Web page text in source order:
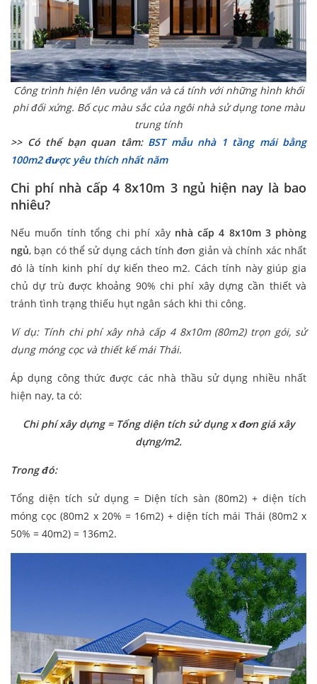
Công trình hiện lên vuông vắn và cá tính với những hình khối
phi đối xứng. Bố cục màu sắc của ngôi nhà sử dụng tone màu
trung tính
>> Có thể bạn quan tâm: BST mẫu nhà 1 tầng mái bằng
100m2 được yêu thích nhất năm
Chi phí nhà cấp 4 8x10m 3 ngủ hiện nay là bao
nhiêu?
Nếu muốn tính tổng chi phí xây nhà cấp 4 8x10m 3 phòng
ngủ, bạn có thể sử dụng cách tính đơn giản và chính xác nhất
đó là tính kinh phí dự kiến theo m2. Cách tính này giúp gia
chủ dự trù được khoảng 90% chi phí xây dựng cần thiết và
tránh tình trạng thiếu hụt ngân sách khi thi công.
Ví dụ: Tính chi phí xây nhà cấp 4 8x10m (80m2) trọn gói, sử
dụng móng cọc và thiết kế mái Thái.
Áp dụng công thức được các nhà thầu sử dụng nhiều nhất
hiện nay, ta có:
Chi phí xây dựng = Tổng diện tích sử dụng x đơn giá xây
dựng/m2.
Trong đó:
Tổng diện tích sử dụng = Diện tích sàn (80m2) + diện tích
móng cọc (80m2 x 20% = 16m2) + diện tích mái Thái (80m2 x
50% = 40m2) = 136m2.